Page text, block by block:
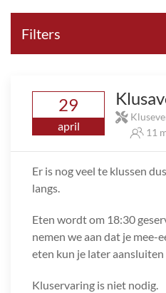
Filters
29
april
11
Er is nog veel te klussen
langs.
Eten wordt om 18:30
nemen we aan dat je mee-
eten kun je later
Kluservaring is niet nodig.